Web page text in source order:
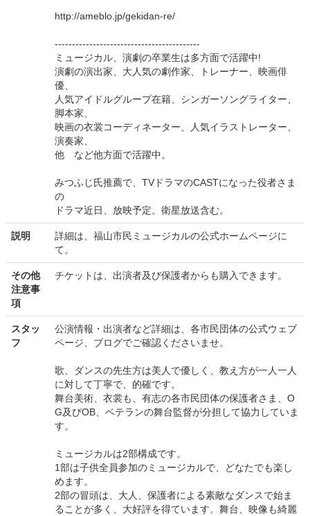
http://ameblo.jp/gekidan-re/
------------------------------------------
ミュージカル、演劇の卒業生は多方面で活躍中!
演劇の演出家、大人気の劇作家、トレーナー、映画俳
優、
人気アイドルグループ在籍、シンガーソングライター、
脚本家、
映画の衣裳コーディネーター、人気イラストレーター、
演奏家、
他 など他方面で活躍中。
みつふじ氏推薦で、TVドラマのCASTになった役者さま
の
ドラマ近日、放映予定。衛星放送含む。
説明
詳細は、福山市民ミュージカルの公式ホームページに
て。
その他
注意事
項
チケットは、出演者及び保護者からも購入できます。
スタッ
フ
公演情報・出演者など詳細は、各市民団体の公式ウェブ
ページ、ブログでご確認くださいませ。
歌、ダンスの先生方は美人で優しく、教え方が一人一人
に対して丁寧で、的確です。
舞台美術、衣裳も、有志の各市民団体の保護者さま、O
G及びOB、ベテランの舞台監督が分担して協力していま
す。
ミュージカルは2部構成です。
1部は子供全員参加のミュージカルで、どなたでも楽し
めます。
2部の冒頭は、大人、保護者による素敵なダンスで始ま
ることが多く、大好評を得ています。舞台、映像も綺麗